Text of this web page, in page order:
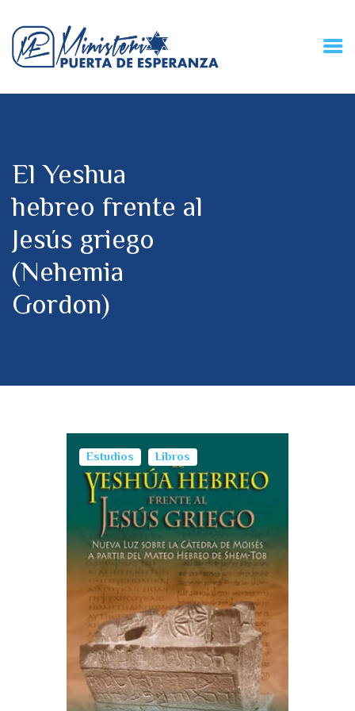
El Yeshua
hebreo frente al
Jesús griego
(Nehemia
Gordon)
MPE TV
DONACIONES
PARTICIPA
REUNIONES &
CONTACTOS
Estudios Libros